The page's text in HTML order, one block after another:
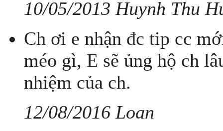
10/05/2013 Huynh Thu
Ch ơi e nhận đc tip cc
méo gì, E sẽ ủng hộ ch
nhiệm của ch.
12/08/2016 Loan